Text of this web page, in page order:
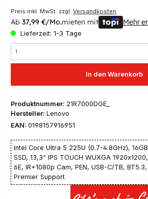
Preis inkl. MwSt. zzgl. Versandkosten
Ab 37,99 €/Mo.mieten mit Mehr
Lieferzeit: 1-3 Tage
In den Warenkorb
Produktnummer: 21R7000DGE_
Hersteller: Lenovo
EAN: 0198157916951
Intel Core Ultra 5 225U (0.7-4.8GHz),
SSD, 13,3" IPS TOUCH WUXGA
6E, IR+1080p Cam, PEN, USB-C/TB, BT5.3,
Premier Support